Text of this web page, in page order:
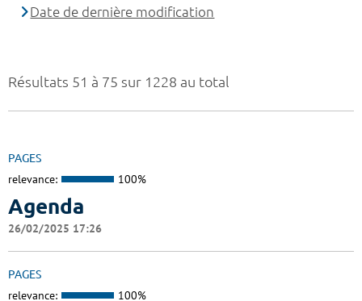
Résultats 51 à 75 sur 1228 au total
PAGES
relevance: 100%
Agenda
26/02/2025 17:26
PAGES
relevance: 100%
Date de dernière modification